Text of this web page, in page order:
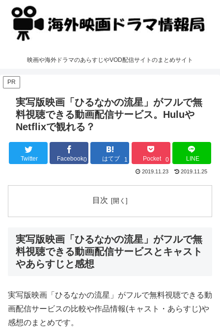
映画や海外ドラマのあらすじやVOD配信サイトのまとめサイト
PR
実写版映画「ひるなかの流星」がフルで無
料視聴できる動画配信サービス。Huluや
Netflixで観れる？
Twitter Facebook0 はてブ 1 Pocket 0 LINE
2019.11.23 2019.11.25
目次
実写版映画「ひるなかの流星」がフルで無
料視聴できる動画配信サービスとキャスト
やあらすじと感想
実写版映画「ひるなかの流星」がフルで無料視聴できる動
画配信サービスの比較や作品情報(キャスト・あらすじ)や
感想のまとめです。